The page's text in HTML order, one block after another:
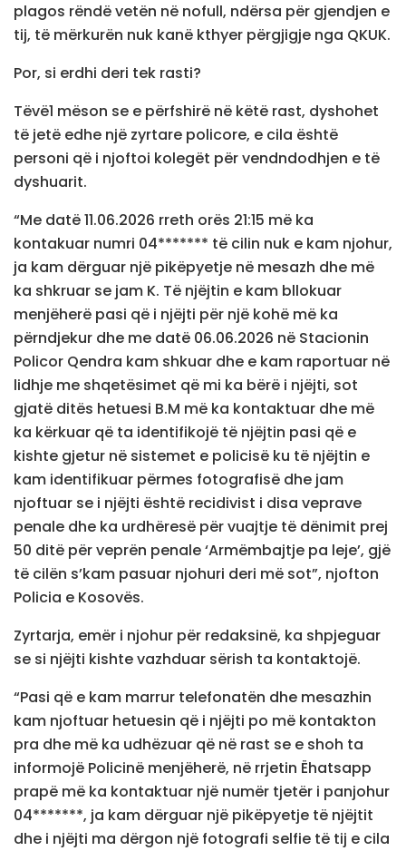
plagos rëndë vetën në nofull, ndërsa për gjendjen e
tij, të mërkurën nuk kanë kthyer përgjigje nga QKUK.
Por, si erdhi deri tek rasti?
Tëvë1 mëson se e përfshirë në këtë rast, dyshohet
të jetë edhe një zyrtare policore, e cila është
personi që i njoftoi kolegët për vendndodhjen e të
dyshuarit.
“Me datë 11.06.2026 rreth orës 21:15 më ka
kontakuar numri 04******* të cilin nuk e kam njohur,
ja kam dërguar një pikëpyetje në mesazh dhe më
ka shkruar se jam K. Të njëjtin e kam bllokuar
menjëherë pasi që i njëjti për një kohë më ka
përndjekur dhe me datë 06.06.2026 në Stacionin
Policor Qendra kam shkuar dhe e kam raportuar në
lidhje me shqetësimet që mi ka bërë i njëjti, sot
gjatë ditës hetuesi B.M më ka kontaktuar dhe më
ka kërkuar që ta identifikojë të njëjtin pasi që e
kishte gjetur në sistemet e policisë ku të njëjtin e
kam identifikuar përmes fotografisë dhe jam
njoftuar se i njëjti është recidivist i disa veprave
penale dhe ka urdhëresë për vuajtje të dënimit prej
50 ditë për veprën penale ‘Armëmbajtje pa leje’, gjë
të cilën s’kam pasuar njohuri deri më sot”, njofton
Policia e Kosovës.
Zyrtarja, emër i njohur për redaksinë, ka shpjeguar
se si njëjti kishte vazhduar sërish ta kontaktojë.
“Pasi që e kam marrur telefonatën dhe mesazhin
kam njoftuar hetuesin që i njëjti po më kontakton
pra dhe më ka udhëzuar që në rast se e shoh ta
informojë Policinë menjëherë, në rrjetin Ëhatsapp
prapë më ka kontaktuar një numër tjetër i panjohur
04*******, ja kam dërguar një pikëpyetje të njëjtit
dhe i njëjti ma dërgon një fotografi selfie të tij e cila